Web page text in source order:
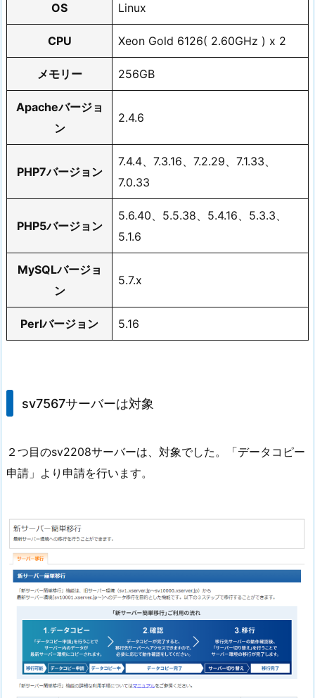
OS Linux
CPU Xeon Gold 6126( 2.60GHz ) x 2
メモリー 256GB
Apacheバージョ
ン
2.4.6
PHP7バージョン
7.4.4、7.3.16、7.2.29、7.1.33、
7.0.33
PHP5バージョン
5.6.40、5.5.38、5.4.16、5.3.3、
5.1.6
MySQLバージョ
ン
5.7.x
Perlバージョン 5.16
sv7567サーバーは対象
２つ目のsv2208サーバーは、対象でした。「データコピー
申請」より申請を行います。